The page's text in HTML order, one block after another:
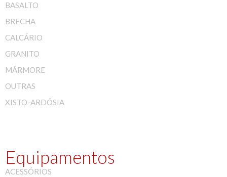
BASALTO
BRECHA
CALCÁRIO
GRANITO
MÁRMORE
OUTRAS
XISTO-ARDÓSIA
Equipamentos
ACESSÓRIOS